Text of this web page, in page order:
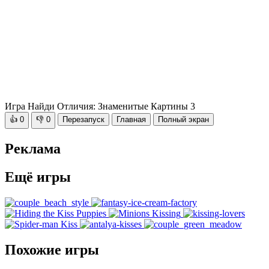
Игра Найди Отличия: Знаменитые Картины 3
👍 0 👎 0 Перезапуск Главная Полный экран
Реклама
Ещё игры
Похожие игры